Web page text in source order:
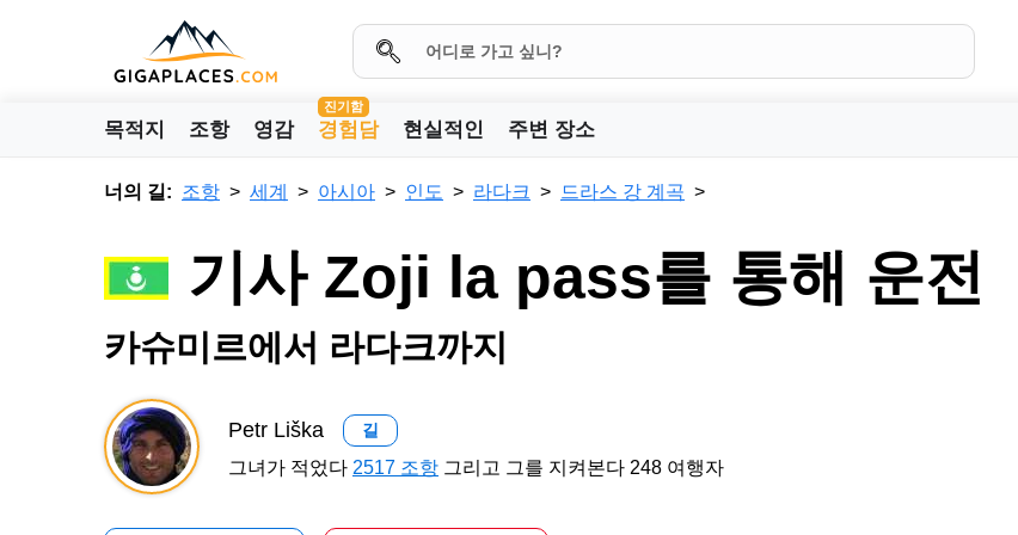
목적지 조항 영감
진기함
경험담 현실적인 주변 장소
너의 길: 조항 세계 아시아 인도 라다크 드라스 강 계곡
기사 Zoji la pass를 통해 운전
카슈미르에서 라다크까지
Petr Liška 길
그녀가 적었다 2517 조항 그리고 그를 지켜본다 248 여행자